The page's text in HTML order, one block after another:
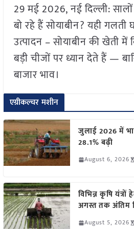
29 मई 2026, नई दिल्ली:
बो रहे हैं सोयाबीन? यही
उत्पादन – सोयाबीन की खेती
बड़ी चीजों पर ध्यान देते हैं —
बाजार भाव।
एग्रीकल्चर मशीन
जुलाई 2026 में
28.1% बढ़ी
August 6, 2026
विभिन्न कृषि
अगस्त तक अंतिम
August 5, 2026